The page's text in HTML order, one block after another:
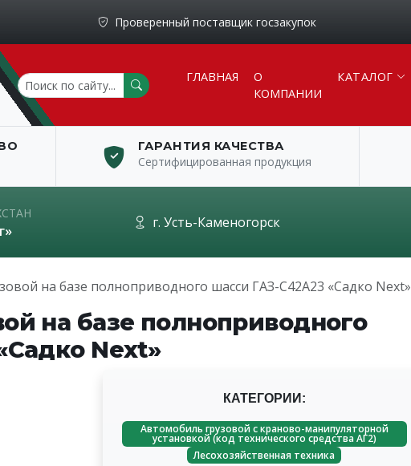
Проверенный поставщик госзакупок
ГЛАВНАЯ
О
КОМПАНИИ
КАТАЛОГ
ГАРАНТИЯ КАЧЕСТВА
Сертифицированная продукция
г. Усть-Каменогорск
на базе полноприводного шасси ГАЗ-С42А23 «Садко Next»
на базе полноприводного
Next»
КАТЕГОРИИ:
Автомобиль грузовой с краново-манипуляторной
установкой (код технического средства АГ2)
Лесохозяйственная техника